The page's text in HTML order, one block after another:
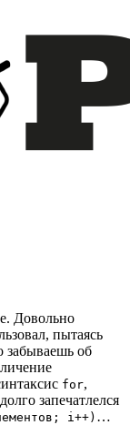
Довольно
пытаясь
забываешь об
for,
запечатлелся
i++) …